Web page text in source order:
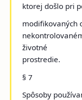
ktorej došlo pri
modifikovaných
životné
prostredie.
§ 7
Spôsoby